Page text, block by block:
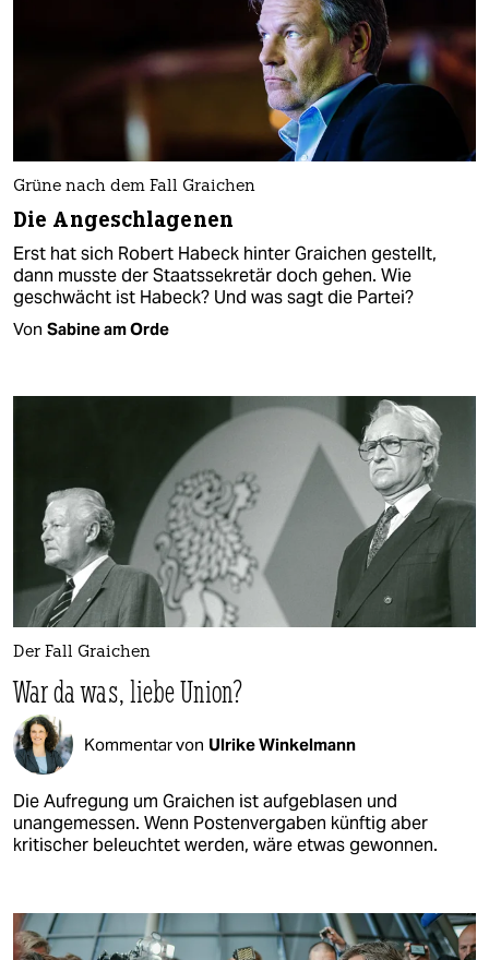
Grüne nach dem Fall Graichen
Die Angeschlagenen
Erst hat sich Robert Habeck hinter Graichen gestellt,
dann musste der Staatssekretär doch gehen. Wie
geschwächt ist Habeck? Und was sagt die Partei?
Von Sabine am Orde
Der Fall Graichen
War da was, liebe Union?
Kommentar von Ulrike Winkelmann
Die Aufregung um Graichen ist aufgeblasen und
unangemessen. Wenn Postenvergaben künftig aber
kritischer beleuchtet werden, wäre etwas gewonnen.